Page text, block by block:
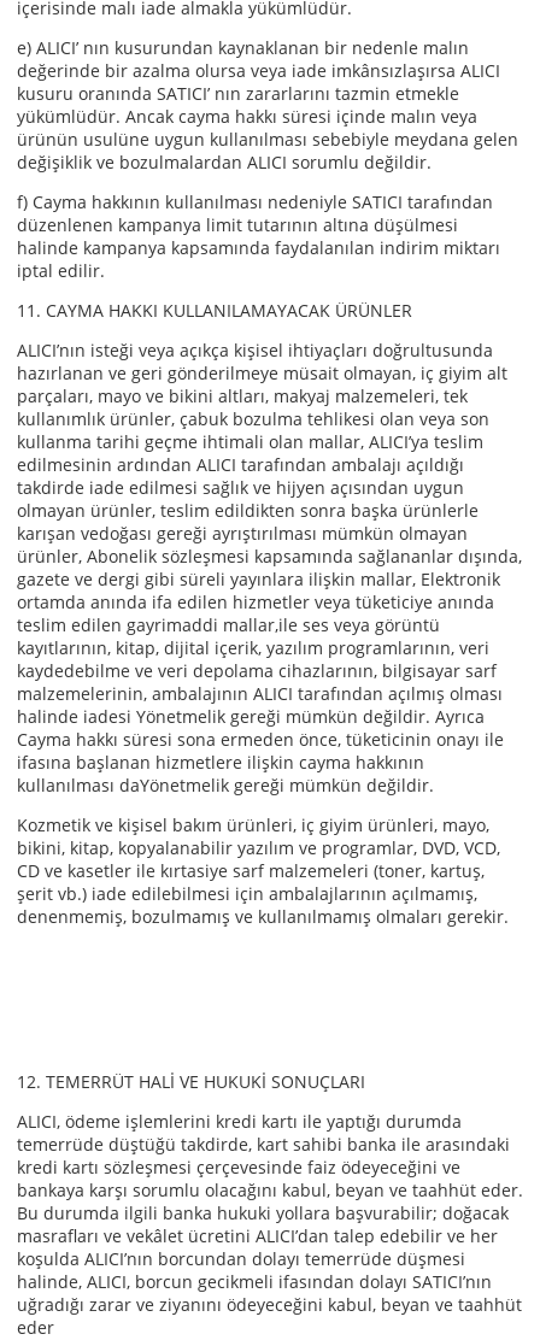
içerisinde malı iade almakla yükümlüdür.
e) ALICI’ nın kusurundan kaynaklanan bir nedenle malın
değerinde bir azalma olursa veya iade imkânsızlaşırsa ALICI
kusuru oranında SATICI’ nın zararlarını tazmin etmekle
yükümlüdür. Ancak cayma hakkı süresi içinde malın veya
ürünün usulüne uygun kullanılması sebebiyle meydana gelen
değişiklik ve bozulmalardan ALICI sorumlu değildir.
f) Cayma hakkının kullanılması nedeniyle SATICI tarafından
düzenlenen kampanya limit tutarının altına düşülmesi
halinde kampanya kapsamında faydalanılan indirim miktarı
iptal edilir.
11. CAYMA HAKKI KULLANILAMAYACAK ÜRÜNLER
ALICI’nın isteği veya açıkça kişisel ihtiyaçları doğrultusunda
hazırlanan ve geri gönderilmeye müsait olmayan, iç giyim alt
parçaları, mayo ve bikini altları, makyaj malzemeleri, tek
kullanımlık ürünler, çabuk bozulma tehlikesi olan veya son
kullanma tarihi geçme ihtimali olan mallar, ALICI’ya teslim
edilmesinin ardından ALICI tarafından ambalajı açıldığı
takdirde iade edilmesi sağlık ve hijyen açısından uygun
olmayan ürünler, teslim edildikten sonra başka ürünlerle
karışan vedoğası gereği ayrıştırılması mümkün olmayan
ürünler, Abonelik sözleşmesi kapsamında sağlananlar dışında,
gazete ve dergi gibi süreli yayınlara ilişkin mallar, Elektronik
ortamda anında ifa edilen hizmetler veya tüketiciye anında
teslim edilen gayrimaddi mallar,ile ses veya görüntü
kayıtlarının, kitap, dijital içerik, yazılım programlarının, veri
kaydedebilme ve veri depolama cihazlarının, bilgisayar sarf
malzemelerinin, ambalajının ALICI tarafından açılmış olması
halinde iadesi Yönetmelik gereği mümkün değildir. Ayrıca
Cayma hakkı süresi sona ermeden önce, tüketicinin onayı ile
ifasına başlanan hizmetlere ilişkin cayma hakkının
kullanılması daYönetmelik gereği mümkün değildir.
Kozmetik ve kişisel bakım ürünleri, iç giyim ürünleri, mayo,
bikini, kitap, kopyalanabilir yazılım ve programlar, DVD, VCD,
CD ve kasetler ile kırtasiye sarf malzemeleri (toner, kartuş,
şerit vb.) iade edilebilmesi için ambalajlarının açılmamış,
denenmemiş, bozulmamış ve kullanılmamış olmaları gerekir.
12. TEMERRÜT HALİ VE HUKUKİ SONUÇLARI
ALICI, ödeme işlemlerini kredi kartı ile yaptığı durumda
temerrüde düştüğü takdirde, kart sahibi banka ile arasındaki
kredi kartı sözleşmesi çerçevesinde faiz ödeyeceğini ve
bankaya karşı sorumlu olacağını kabul, beyan ve taahhüt eder.
Bu durumda ilgili banka hukuki yollara başvurabilir; doğacak
masrafları ve vekâlet ücretini ALICI’dan talep edebilir ve her
koşulda ALICI’nın borcundan dolayı temerrüde düşmesi
halinde, ALICI, borcun gecikmeli ifasından dolayı SATICI’nın
uğradığı zarar ve ziyanını ödeyeceğini kabul, beyan ve taahhüt
eder